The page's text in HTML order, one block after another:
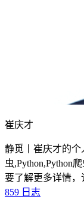
崔庆才
静觅丨崔庆才的
虫,Python,Python
要了解更多详情，
859 日志